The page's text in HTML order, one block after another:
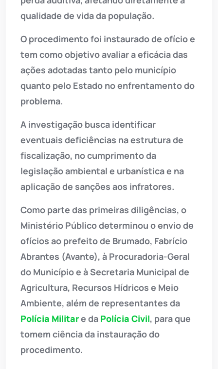
qualidade de vida da população.
O procedimento foi instaurado de ofício e
tem como objetivo avaliar a eficácia das
ações adotadas tanto pelo município
quanto pelo Estado no enfrentamento do
problema.
A investigação busca identificar
eventuais deficiências na estrutura de
fiscalização, no cumprimento da
legislação ambiental e urbanística e na
aplicação de sanções aos infratores.
Como parte das primeiras diligências, o
Ministério Público determinou o envio de
ofícios ao prefeito de Brumado, Fabrício
Abrantes (Avante), à Procuradoria-Geral
do Município e à Secretaria Municipal de
Agricultura, Recursos Hídricos e Meio
Ambiente, além de representantes da
Polícia Militare da Polícia Civil, para que
tomem ciência da instauração do
procedimento.